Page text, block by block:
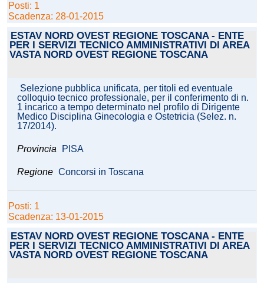
Posti: 1
Scadenza: 28-01-2015
ESTAV NORD OVEST REGIONE TOSCANA - ENTE
PER I SERVIZI TECNICO AMMINISTRATIVI DI AREA
VASTA NORD OVEST REGIONE TOSCANA
Selezione pubblica unificata, per titoli ed eventuale
colloquio tecnico professionale, per il conferimento di n.
1 incarico a tempo determinato nel profilo di Dirigente
Medico Disciplina Ginecologia e Ostetricia (Selez. n.
17/2014).
Provincia PISA
Regione Concorsi in Toscana
Posti: 1
Scadenza: 13-01-2015
ESTAV NORD OVEST REGIONE TOSCANA - ENTE
PER I SERVIZI TECNICO AMMINISTRATIVI DI AREA
VASTA NORD OVEST REGIONE TOSCANA